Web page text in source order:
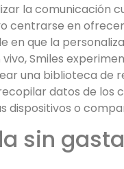
la comunicación
en
en que la
Smiles
una biblioteca
datos de los
dispositivos o
sin